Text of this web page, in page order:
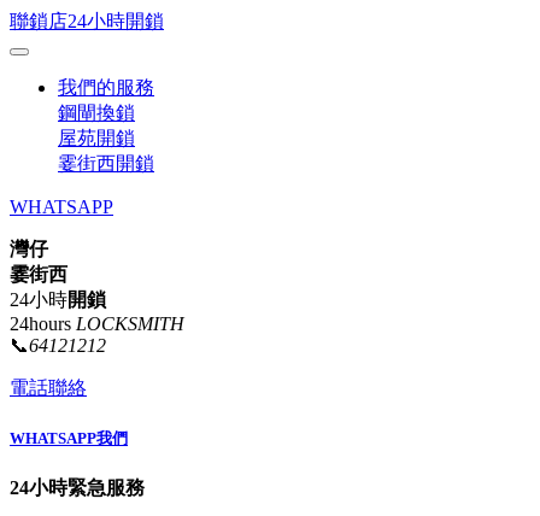
聯鎖店24小時開鎖
我們的服務
鋼閘換鎖
屋苑開鎖
霎街西開鎖
WHATSAPP
灣仔
霎街西
24小時開鎖
24hours LOCKSMITH
📞64121212
電話聯絡
WHATSAPP我們
24小時緊急服務